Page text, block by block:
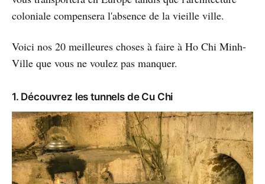
coloniale compensera l'absence de la vieille ville.
Voici nos 20 meilleures choses à faire à Ho Chi Minh-
Ville que vous ne voulez pas manquer.
1. Découvrez les tunnels de Cu Chi